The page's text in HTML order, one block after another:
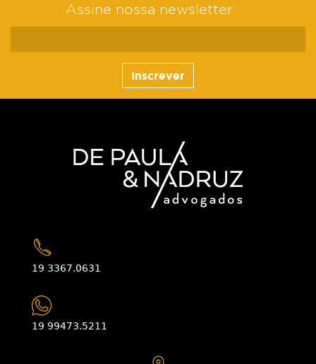
Assine nossa newsletter
Inscrever
19 3367.0631
19 99473.5211